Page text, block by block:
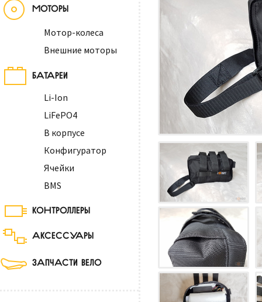
МОТОРЫ
Мотор-колеса
Внешние моторы
БАТАРЕИ
Li-Ion
LiFePO4
В корпусе
Конфигуратор
Ячейки
BMS
КОНТРОЛЛЕРЫ
АКСЕССУАРЫ
ЗАПЧАСТИ ВЕЛО